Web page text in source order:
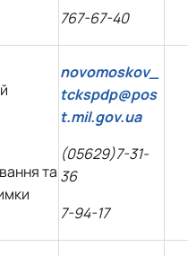
767-67-40
та
novomoskov_
tckspdp@pos
t.mil.gov.ua
(05629)7-31-
36
7-94-17